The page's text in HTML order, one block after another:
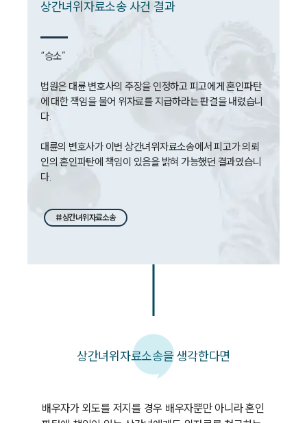
상간녀위자료소송 사건 결과
“승소”
법원은 대륜 변호사의 주장을 인정하고 피고에게 혼인파탄
에 대한 책임을 물어 위자료를 지급하라는 판결을 내렸습니
다.
대륜의 변호사가 이번 상간녀위자료소송에서 피고가 의뢰
인의 혼인파탄에 책임이 있음을 밝혀 가능했던 결과였습니
다.
#상간녀위자료소송
상간녀위자료소송을 생각한다면
배우자가 외도를 저지를 경우 배우자뿐만 아니라 혼인